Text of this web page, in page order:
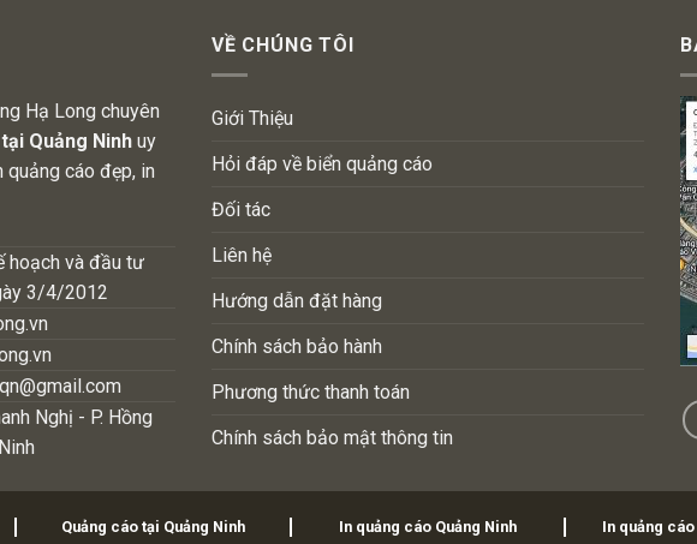
Hạ Long chuyên
Quảng Ninh uy
quảng cáo đẹp, in
hoạch và đầu tư
3/4/2012
Nghị - P. Hồng
VỀ CHÚNG TÔI
Giới Thiệu
Hỏi đáp về biển quảng cáo
Đối tác
Liên hệ
Hướng dẫn đặt hàng
Chính sách bảo hành
Phương thức thanh toán
Chính sách bảo mật thông tin
Quảng cáo tại Quảng Ninh In quảng cáo Quảng Ninh In quảng